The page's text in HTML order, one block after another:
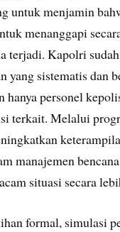
untuk menjamin
menanggapi
terjadi. Kapolri
yang sistematis dan
hanya personel
terkait. Melalui
manajemen
situasi secara
formal, simulasi